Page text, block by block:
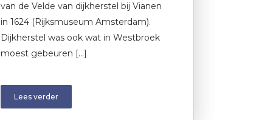
van de Velde van dijkherstel bij Vianen
in 1624 (Rijksmuseum Amsterdam).
Dijkherstel was ook wat in Westbroek
moest gebeuren […]
Lees verder